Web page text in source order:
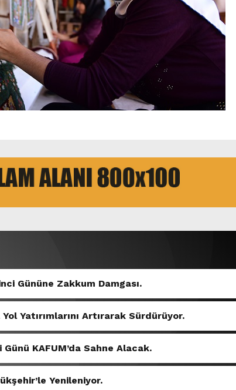
Gününe Zakkum Damgası.
Yol Yatırımlarını Artırarak Sürdürüyor.
KAFUM’da Sahne Alacak.
Yenileniyor.